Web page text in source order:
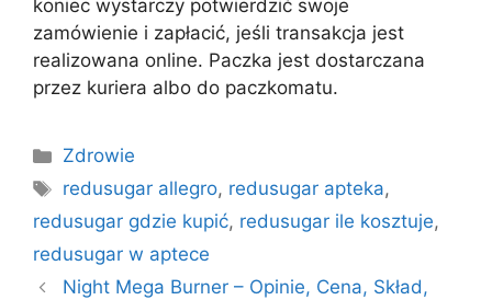
koniec wystarczy potwierdzić swoje
zamówienie i zapłacić, jeśli transakcja jest
realizowana online. Paczka jest dostarczana
przez kuriera albo do paczkomatu.
Kategorie
Zdrowie
Tagi
redusugar allegro, redusugar apteka,
redusugar gdzie kupić, redusugar ile kosztuje,
redusugar w aptece
Night Mega Burner – Opinie, Cena, Skład,